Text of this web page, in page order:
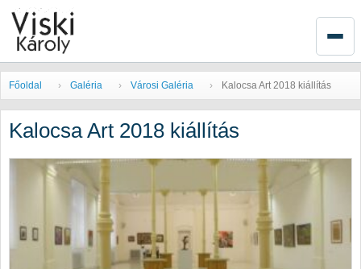
Főoldal Galéria Városi Galéria Kalocsa Art 2018 kiállítás
Kalocsa Art 2018 kiállítás